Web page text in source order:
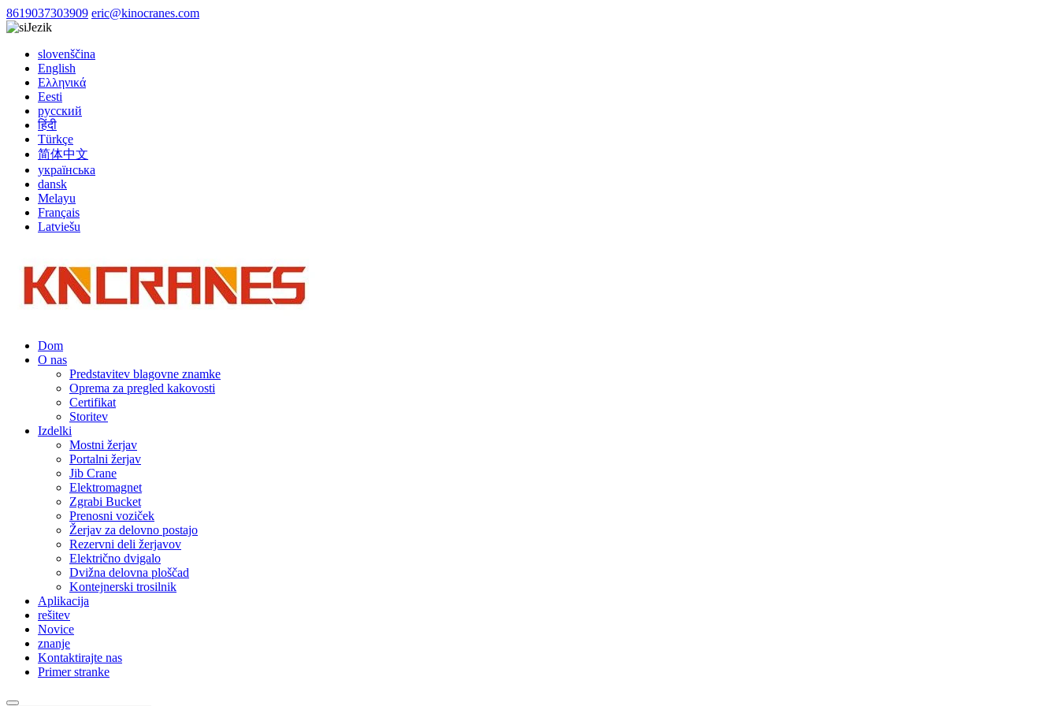
8619037303909 eric@kinocranes.com
Jezik
slovenščina
English
Ελληνικά
Eesti
русский
हिंदी
Türkçe
简体中文
українська
dansk
Melayu
Français
Latviešu
Dom
O nas
Predstavitev blagovne znamke
Oprema za pregled kakovosti
Certifikat
Storitev
Izdelki
Mostni žerjav
Portalni žerjav
Jib Crane
Elektromagnet
Zgrabi Bucket
Prenosni voziček
Žerjav za delovno postajo
Rezervni deli žerjavov
Električno dvigalo
Dvižna delovna ploščad
Kontejnerski trosilnik
Aplikacija
rešitev
Novice
znanje
Kontaktirajte nas
Primer stranke